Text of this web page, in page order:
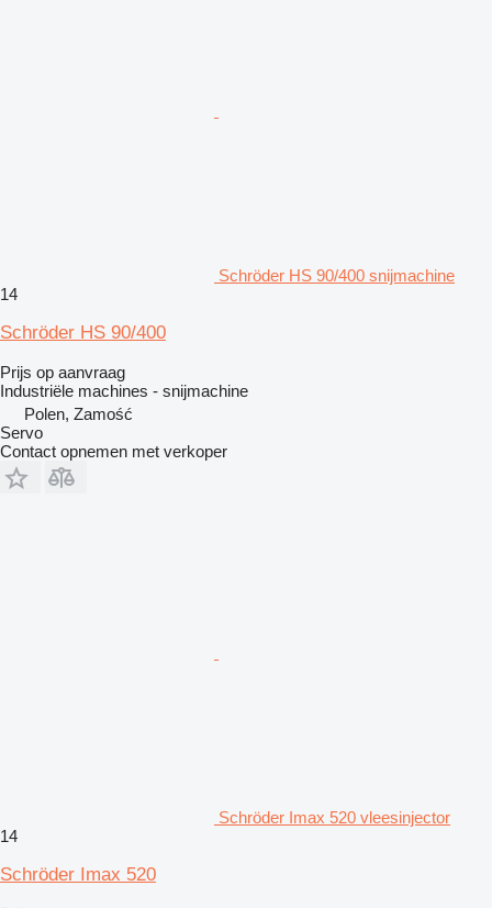
Schröder HS 90/400 snijmachine
14
Schröder HS 90/400
Prijs op aanvraag
Industriële machines - snijmachine
Polen, Zamość
Servo
Contact opnemen met verkoper
Schröder Imax 520 vleesinjector
14
Schröder Imax 520